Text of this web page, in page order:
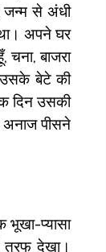
जन्म से अंधी
अपने घर
बाजरा
बेटे की
दिन उसकी
पीसने
भूखा-प्यासा
देखा।